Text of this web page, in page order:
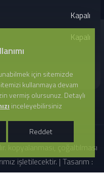
Kapalı
Kapalı
kopyalanması, çoğaltılması
işletilecektir. | Tasarım :
için sitemizde
kullanmaya devam
vermiş olursunuz. Detaylı
inceleyebilirsiniz
Reddet